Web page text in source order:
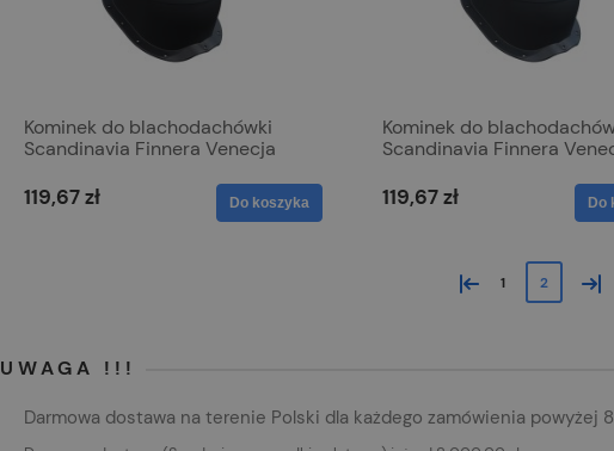
Kominek do blachodachówki
Scandinavia Finnera Venecja
119,67 zł Do koszyka
Kominek do
Scandinavia Finnera
119,67 zł Do
« 1 2 »
UWAGA !!!
Darmowa dostawa na terenie Polski dla każdego zamówienia powyżej